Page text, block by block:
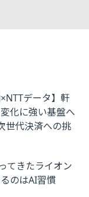
×NTTデータ】軒
化に強い基盤へ
世代決済への挑
てきたライオン
のはAI習慣